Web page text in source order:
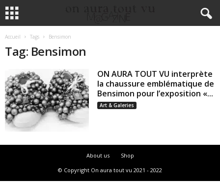
Accueil Tags Bensimon
Tag: Bensimon
ON AURA TOUT VU interprète
la chaussure emblématique de
Bensimon pour l’exposition «...
Art & Galeries
About us
Shop
© Copyright On aura tout vu 2021 - 2022